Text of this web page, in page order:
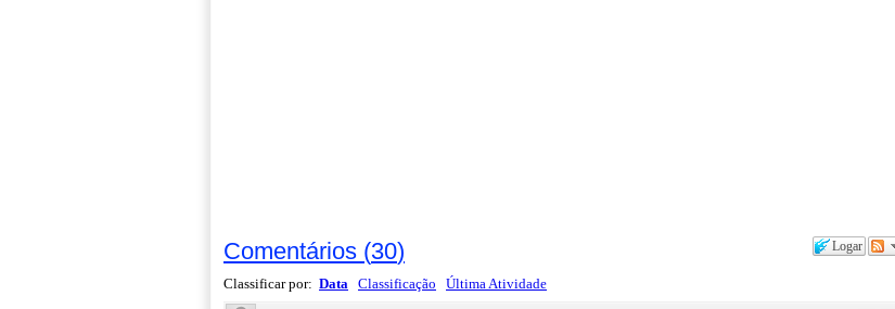
Logar
Comentários (30)
Classificar por: Data Classificação Última Atividade